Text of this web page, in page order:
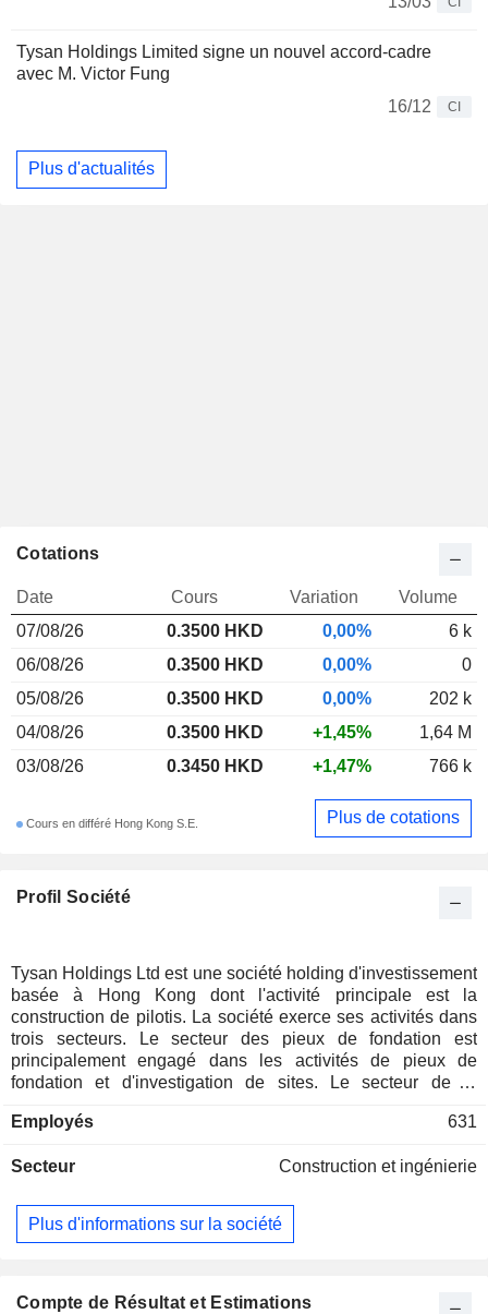
Tysan Holdings Limited signe un nouvel accord-cadre
avec M. Victor Fung
16/12
CI
Plus d'actualités
Profil Société
Tysan Holdings Ltd est une société holding d'investissement
basée à Hong Kong dont l'activité principale est la
construction de pilotis. La société exerce ses activités dans
trois secteurs. Le secteur des pieux de fondation est
principalement engagé dans les activités de pieux de
fondation et d'investigation de sites. Le secteur de la
principalement engagé dans le développement de
Corporate et autres est principalement engagé dans
de machines. La société exerce principalement ses activités
à Hong Kong.
Employés 631
Secteur Construction et ingénierie
Plus d'informations sur la société
Cotations
Date Cours Variation
Volume
07/08/26
0.3500 HKD 0,00%
6 k
06/08/26
0.3500 HKD 0,00%
0
05/08/26
0.3500 HKD 0,00%
202 k
04/08/26
0.3500 HKD +1,45%
1,64 M
03/08/26
0.3450 HKD +1,47% 766 k
Cours en différé Hong Kong S.E. Plus de cotations
Compte de Résultat et Estimations